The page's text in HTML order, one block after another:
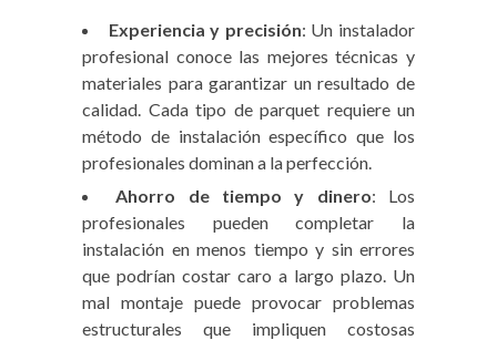
Experiencia y precisión: Un instalador
profesional conoce las mejores técnicas y
materiales para garantizar un resultado de
calidad. Cada tipo de parquet requiere un
método de instalación específico que los
profesionales dominan a la perfección.
Ahorro de tiempo y dinero: Los
profesionales pueden completar la
instalación en menos tiempo y sin errores
que podrían costar caro a largo plazo. Un
mal montaje puede provocar problemas
estructurales que impliquen costosas